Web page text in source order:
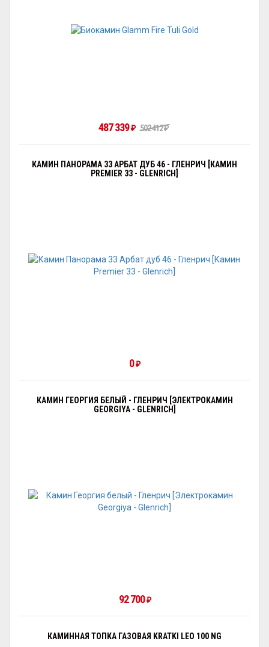
487 339₽ 502 412₽
КАМИН ПАНОРАМА 33 АРБАТ ДУБ 46 - ГЛЕНРИЧ [КАМИН
PREMIER 33 - GLENRICH]
0₽
КАМИН ГЕОРГИЯ БЕЛЫЙ - ГЛЕНРИЧ [ЭЛЕКТРОКАМИН
GEORGIYA - GLENRICH]
92 700₽
КАМИННАЯ ТОПКА ГАЗОВАЯ KRATKI LEO 100 NG